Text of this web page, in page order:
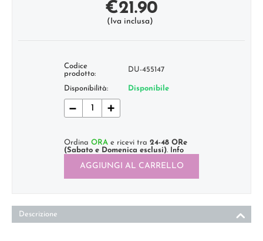
€21.90
(Iva inclusa)
Codice
prodotto:
DU-455147
Disponibilità: Disponibile
+
−
Ordina ORA e ricevi tra 24-48 ORe
(Sabato e Domenica esclusi). Info
AGGIUNGI AL CARRELLO
Descrizione